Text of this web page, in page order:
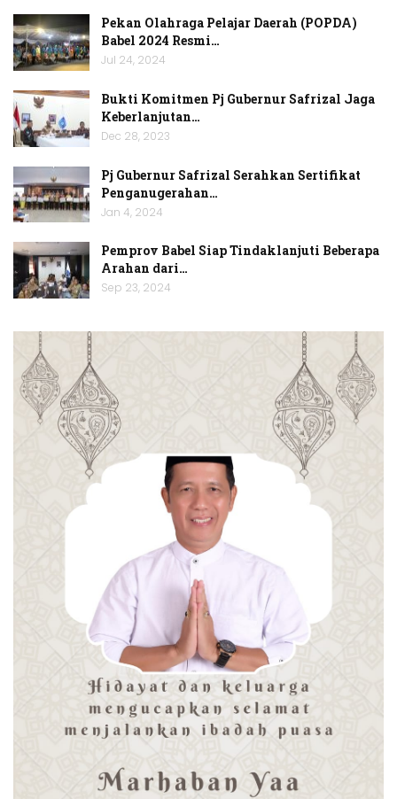
Pekan Olahraga Pelajar Daerah (POPDA)
Babel 2024 Resmi…
Jul 24, 2024
Bukti Komitmen Pj Gubernur Safrizal Jaga
Keberlanjutan…
Dec 28, 2023
Pj Gubernur Safrizal Serahkan Sertifikat
Penganugerahan…
Jan 4, 2024
Pemprov Babel Siap Tindaklanjuti Beberapa
Arahan dari…
Sep 23, 2024